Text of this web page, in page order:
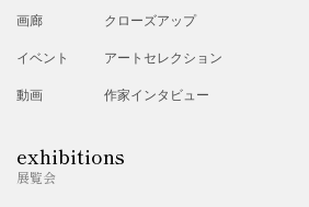
画廊
イベント
動画
クローズアップ
アートセレクション
作家インタビュー
exhibitions
展覧会